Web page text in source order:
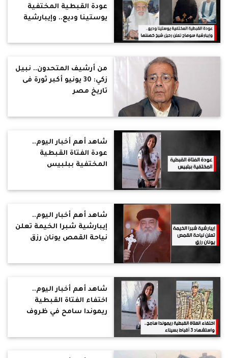
عودة القبطية المختفية
يوستينا وديع.. وإيبارشية
من أرشيف المتحدون.. نبيل
زكي: 30 يونيو أكبر ثورة فى
تاريخ مصر
شاهد أهم أخبار اليوم..
عودة الفتاة القبطية
المختفية ببلبيس
شاهد أهم أخبار اليوم..
إيبارشية شبرا الخيمة تعلن
نياحة القمص يونان رزق
شاهد أهم أخبار اليوم..
اختفاء الفتاة القبطية
ريموندا سامح في ظروف